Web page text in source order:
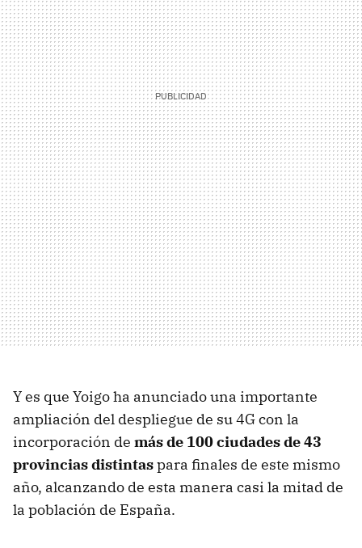
Y es que Yoigo ha anunciado una importante
ampliación del despliegue de su 4G con la
incorporación de más de 100 ciudades de 43
provincias distintaspara finales de este mismo
año, alcanzando de esta manera casi la mitad de
la población de España.